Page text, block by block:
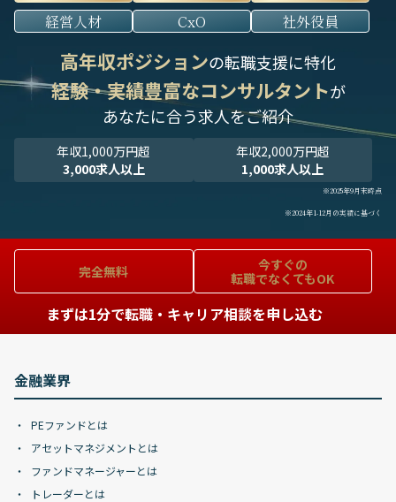
経営人材 CxO 社外役員
高年収ポジションの転職支援に特化
経験・実績豊富なコンサルタントが
あなたに合う求人をご紹介
年収1,000万円超
3,000求人以上
年収2,000万円超
1,000求人以上
※2025年9月末時点
※2024年1-12月の実績に基づく
完全無料
今すぐの
転職でなくてもOK
まずは1分で転職・キャリア相談を申し込む
金融業界
PEファンドとは
アセットマネジメントとは
ファンドマネージャーとは
トレーダーとは